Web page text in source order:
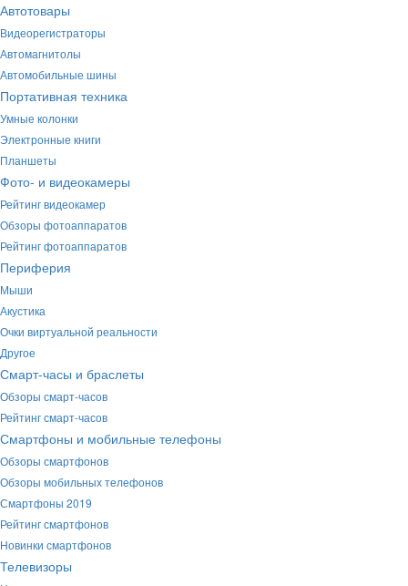
Автотовары
Видеорегистраторы
Автомагнитолы
Автомобильные шины
Портативная техника
Умные колонки
Электронные книги
Планшеты
Фото- и видеокамеры
Рейтинг видеокамер
Обзоры фотоаппаратов
Рейтинг фотоаппаратов
Периферия
Мыши
Акустика
Очки виртуальной реальности
Другое
Смарт-часы и браслеты
Обзоры смарт-часов
Рейтинг смарт-часов
Смартфоны и мобильные телефоны
Обзоры смартфонов
Обзоры мобильных телефонов
Смартфоны 2019
Рейтинг смартфонов
Новинки смартфонов
Телевизоры